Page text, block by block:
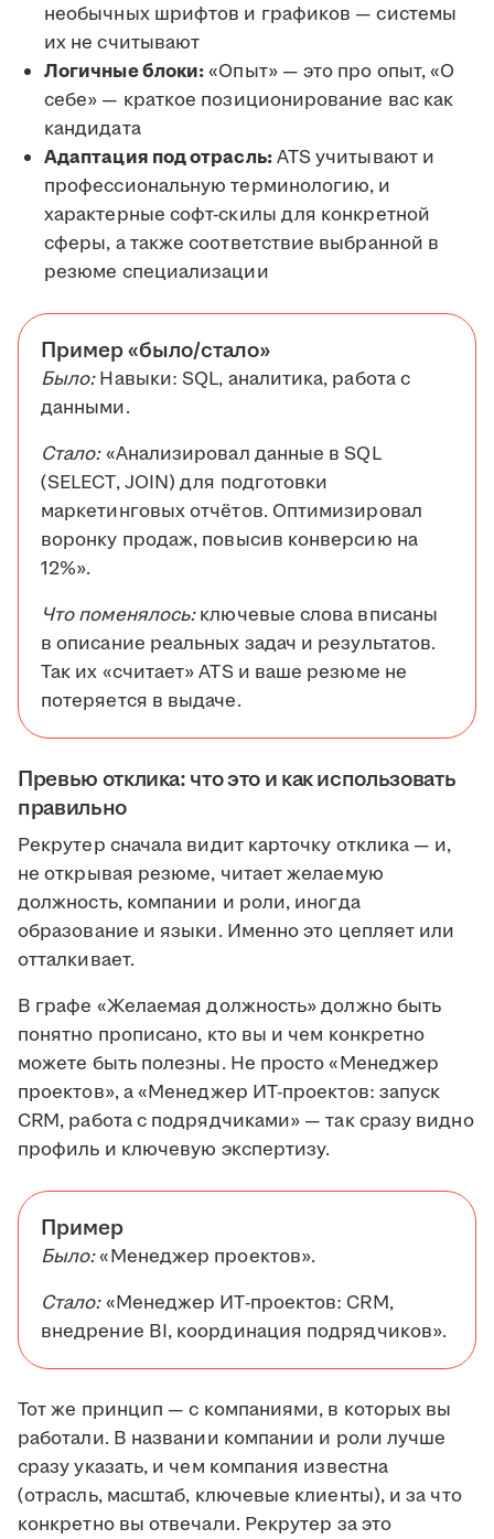
необычных шрифтов и графиков — системы
их не считывают
Логичные блоки:«Опыт» — это про опыт, «О
себе» — краткое позиционирование вас как
кандидата
Адаптация под отрасль:ATS учитывают и
профессиональную терминологию, и
характерные софт-скилы для конкретной
сферы, а также соответствие выбранной в
резюме специализации
Пример «было/стало»
Было:Навыки: SQL, аналитика, работа с
данными.
Стало:«Анализировал данные в SQL
(SELECT, JOIN) для подготовки
маркетинговых отчётов. Оптимизировал
воронку продаж, повысив конверсию на
12%».
Что поменялось:ключевые слова вписаны
в описание реальных задач и результатов.
Так их «считает» ATS и ваше резюме не
потеряется в выдаче.
Превью отклика: что это и как использовать
правильно
Рекрутер сначала видит карточку отклика — и,
не открывая резюме, читает желаемую
должность, компании и роли, иногда
образование и языки. Именно это цепляет или
отталкивает.
В графе «Желаемая должность» должно быть
понятно прописано, кто вы и чем конкретно
можете быть полезны. Не просто «Менеджер
проектов», а «Менеджер ИТ-проектов: запуск
CRM, работа с подрядчиками» — так сразу видно
профиль и ключевую экспертизу.
Пример
Было:«Менеджер проектов».
Стало:«Менеджер ИТ-проектов: CRM,
внедрение BI, координация подрядчиков».
Тот же принцип — с компаниями, в которых вы
работали. В названии компании и роли лучше
сразу указать, и чем компания известна
(отрасль, масштаб, ключевые клиенты), и за что
конкретно вы отвечали. Рекрутер за это